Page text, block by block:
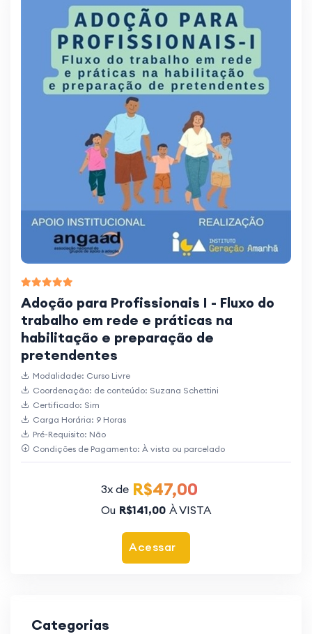
Categorias
Adoção para Profissionais I - Fluxo do
trabalho em rede e práticas na
habilitação e preparação de
pretendentes
Modalidade: Curso Livre
Coordenação: de conteúdo: Suzana Schettini
Certificado: Sim
Carga Horária: 9 Horas
Pré-Requisito: Não
Condições de Pagamento: À vista ou parcelado
3x de R$47,00
Ou R$141,00 À VISTA
Acessar